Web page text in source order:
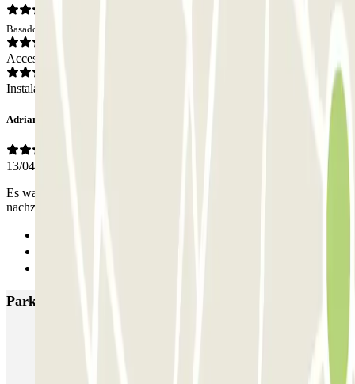
Basado en 1 opiniones
Acceso
Instalaciones
Adrian
13/04/2026
Es wahr super ich hab mich 1 stunde verspätet musste nichts
nachzahlen.
Parkings más valorados en Somma Lombardo